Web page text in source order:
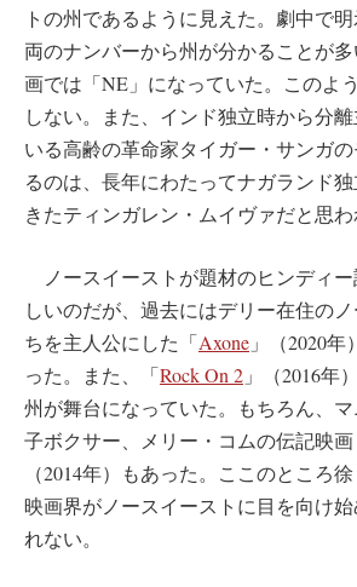
トの州であるように見えた。劇中で
両のナンバーから州が分かることが
画では「NE」になっていた。このよ
しない。また、インド独立時から分
いる高齢の革命家タイガー・サンガ
るのは、長年にわたってナガランド
きたティンガレン・ムイヴァだと思わ
ノースイーストが題材のヒンディ
しいのだが、過去にはデリー在住の
ちを主人公にした「Axone 」（2020
った。また、「Rock On 2 」（2016年
州が舞台になっていた。もちろん、
子ボクサー、メリー・コムの伝記映画
（2014年）もあった。ここのところ
映画界がノースイーストに目を向け
れない。